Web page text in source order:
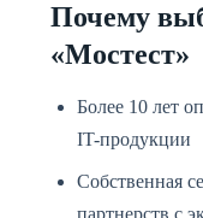
Почему
«Мостест»
Более 10 лет
IT-продукции
Собственная
партнерств с